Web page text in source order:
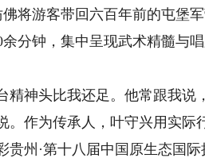
将游客带回六百年前的屯堡
分钟，集中呈现武术精髓与
神头比我还足。他常跟我说
。作为传承人，叶守兴用实
贵州·第十八届中国原生态国